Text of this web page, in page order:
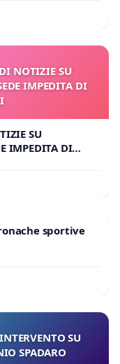
NOTIZIE SU
IMPEDITA DI
SU
IMPEDITA DI
sportive
SU
SPADARO